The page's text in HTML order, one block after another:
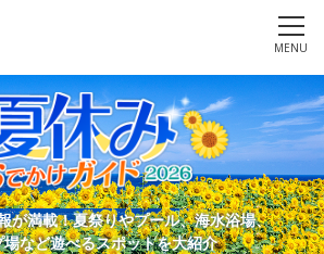
MENU
が満載！夏祭りやプール、海水浴場、
など遊べるスポットを大紹介